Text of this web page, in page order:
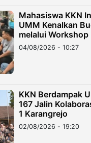
Mahasiswa KKN
UMM Kenalkan
melalui
di Taiwan
04/08/2026 - 10:27
KKN Berdampak
167 Jalin
1 Karangrejo
02/08/2026 - 19:20